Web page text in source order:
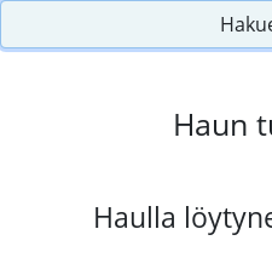
Haun
Haulla